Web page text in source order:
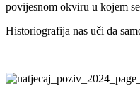
povijesnom okviru u kojem
Historiografija nas uči da